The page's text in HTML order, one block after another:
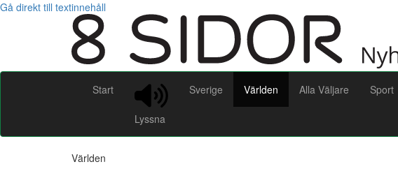
Gå direkt till textinnehåll
Start
Lyssna
Sverige Världen Alla Väljare Sport
Världen